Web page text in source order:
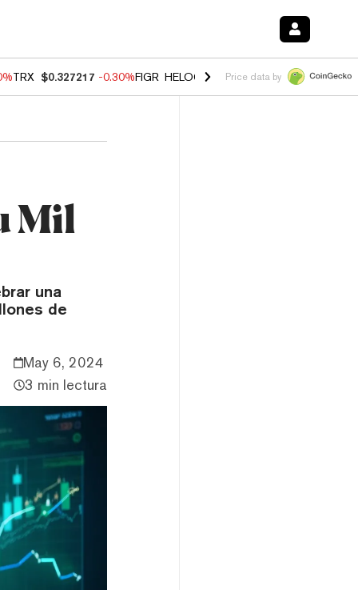
TRX $0.327217 -0.30%FIGR_HELOC $1.02 1.70% HYPE $55.36 -
Price data by
Mil
una
de
May 6, 2024
3 min lectura